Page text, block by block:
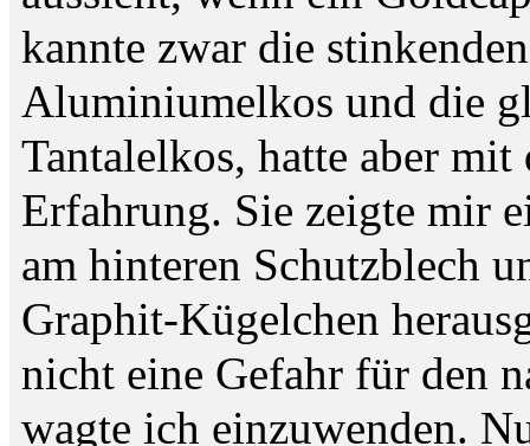
kannte zwar die
Aluminiumelkos und die
Tantalelkos, hatte aber
Erfahrung. Sie zeigte mir
am hinteren Schutzblech
Graphit-Kügelchen
nicht eine Gefahr für den
wagte ich einzuwenden.